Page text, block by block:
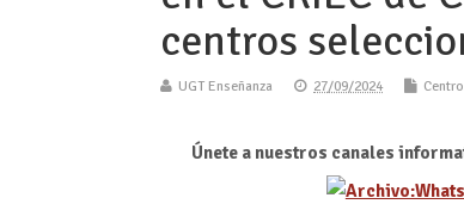
centros
UGT Enseñanza 27/09/2024
Únete a nuestros canales